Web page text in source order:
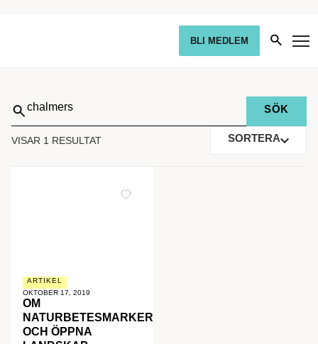
BLI MEDLEM
Sök
på:
VISAR 1 RESULTAT SORTERA
ARTIKEL
OKTOBER 17, 2019
OM
NATURBETESMARKER
OCH ÖPPNA